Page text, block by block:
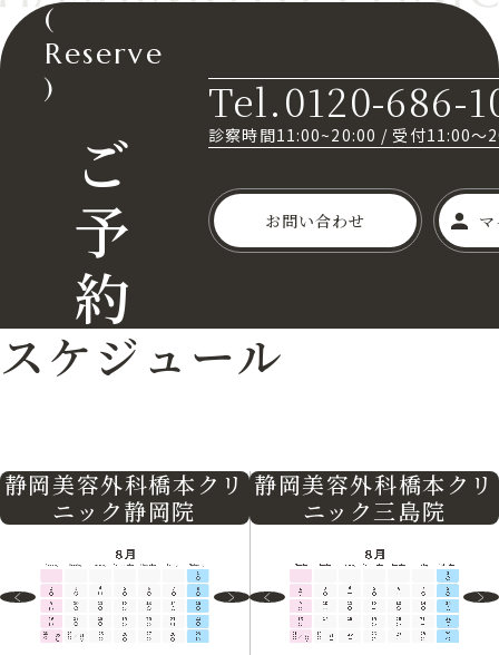
(
Reserve
)
ご
予
約
Tel.0120-686-
診察時間11:00~20:00 / 受付11:00～
お問い合わせ
スケジュール
静岡美容外科橋本クリ
ニック静岡院
静岡美容外科橋本クリ
ニック三島院